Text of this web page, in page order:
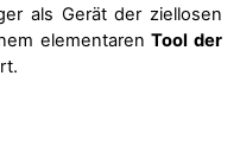
als Gerät der ziellosen
elementarenTool der